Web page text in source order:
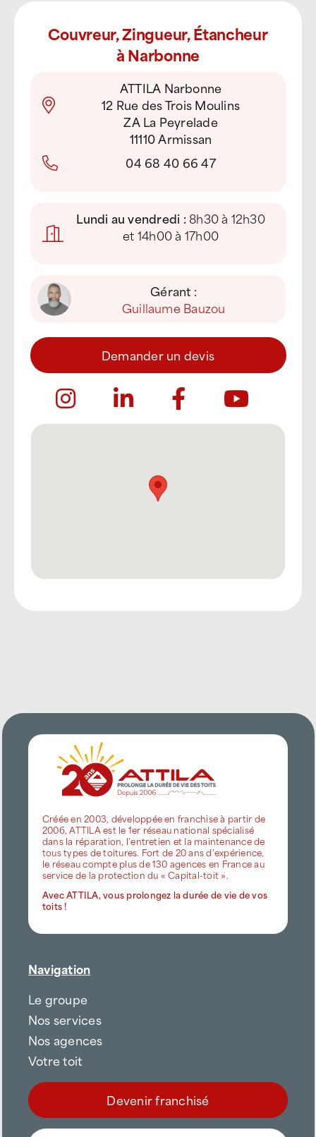
Couvreur, Zingueur, Étancheur
à Narbonne
ATTILA Narbonne
12 Rue des Trois Moulins
ZA La Peyrelade
11110 Armissan
04 68 40 66 47
Lundi au vendredi :8h30 à 12h30
et 14h00 à 17h00
Gérant :
Guillaume Bauzou
Demander un devis
Créée en 2003, développée en franchise à partir de
2006, ATTILA est le 1er réseau national spécialisé
dans la réparation, l’entretien et la maintenance de
tous types de toitures. Fort de 20 ans d’expérience,
le réseau compte plus de 130 agences en France au
service de la protection du « Capital-toit ».
Avec ATTILA, vous prolongez la durée de vie de vos
toits !
Navigation
Le groupe
Nos services
Nos agences
Votre toit
Devenir franchisé